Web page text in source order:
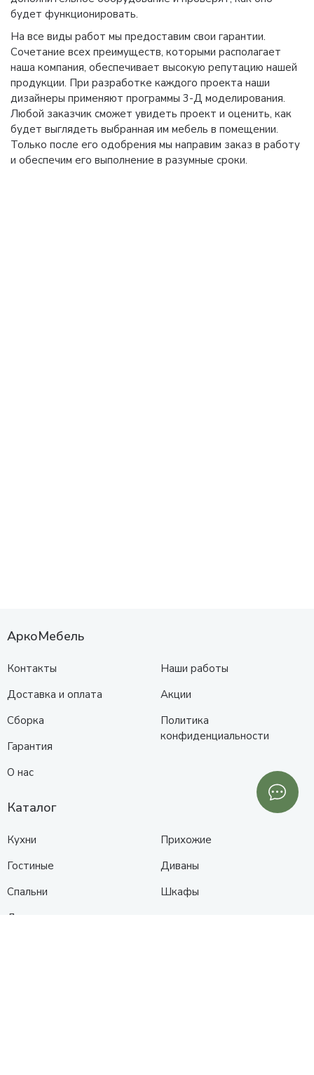
будет функционировать.
На все виды работ мы предоставим свои гарантии.
Сочетание всех преимуществ, которыми располагает
наша компания, обеспечивает высокую репутацию нашей
продукции. При разработке каждого проекта наши
дизайнеры применяют программы 3-Д моделирования.
Любой заказчик сможет увидеть проект и оценить, как
будет выглядеть выбранная им мебель в помещении.
Только после его одобрения мы направим заказ в работу
и обеспечим его выполнение в разумные сроки.
АркоМебель
Контакты
Доставка и оплата
Сборка
Гарантия
О нас
Наши работы
Акции
Политика
конфиденциальности
Каталог
Кухни
Гостиные
Спальни
Детские
Прихожие
Диваны
Шкафы